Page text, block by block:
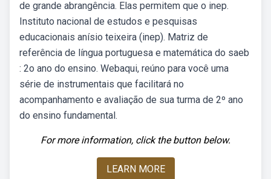
de grande abrangência. Elas permitem que o inep.
Instituto nacional de estudos e pesquisas
educacionais anísio teixeira (inep). Matriz de
referência de língua portuguesa e matemática do saeb
: 2o ano do ensino. Webaqui, reúno para você uma
série de instrumentais que facilitará no
acompanhamento e avaliação de sua turma de 2º ano
do ensino fundamental.
For more information, click the button below.
LEARN MORE